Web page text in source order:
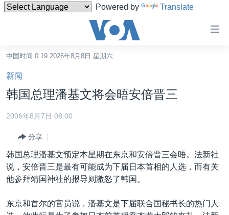
Powered by Translate
碍
链
接
跳
转
容
跳
航
港澳
国际
最新国际新闻
分类新闻
中国时间 0:19 2026年8月8日 星期六
新闻
韩国总理潘基文将会晤安倍晋三
2006年8月7日 08:00
分享
韩国总理潘基文预定本星期在东京和安倍晋三会晤。法新社
说，安倍晋三是最有可能成为下届日本首相的人选，而有关
他参拜靖国神社的报导则激怒了韩国。
东京和首尔的官员说，潘基文是下届联合国秘书长的热门人